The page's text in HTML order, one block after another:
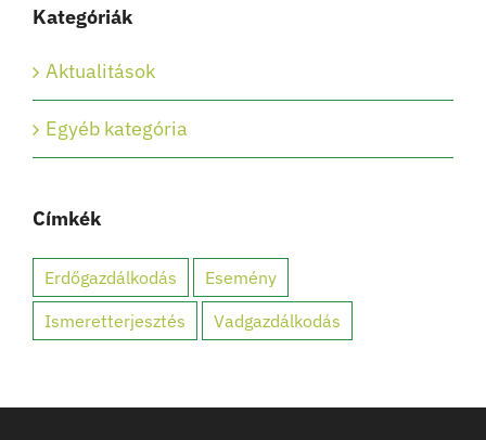
Kategóriák
Aktualitások
Egyéb kategória
Címkék
Erdőgazdálkodás
Esemény
Ismeretterjesztés
Vadgazdálkodás